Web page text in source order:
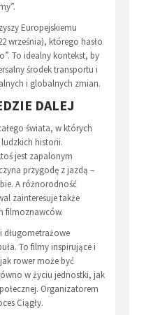
Europejskiemu
września), którego hasło
To idealny kontekst, by
środek transportu i
i globalnych zmian.
DALEJ
świata, w których
historii.
jest zapalonym
przygodę z jazdą –
A różnorodność
zainteresuje także
filmoznawców.
długometrażowe
To filmy inspirujące i
rower może być
w życiu jednostki, jak
Organizatorem
Ciągły.